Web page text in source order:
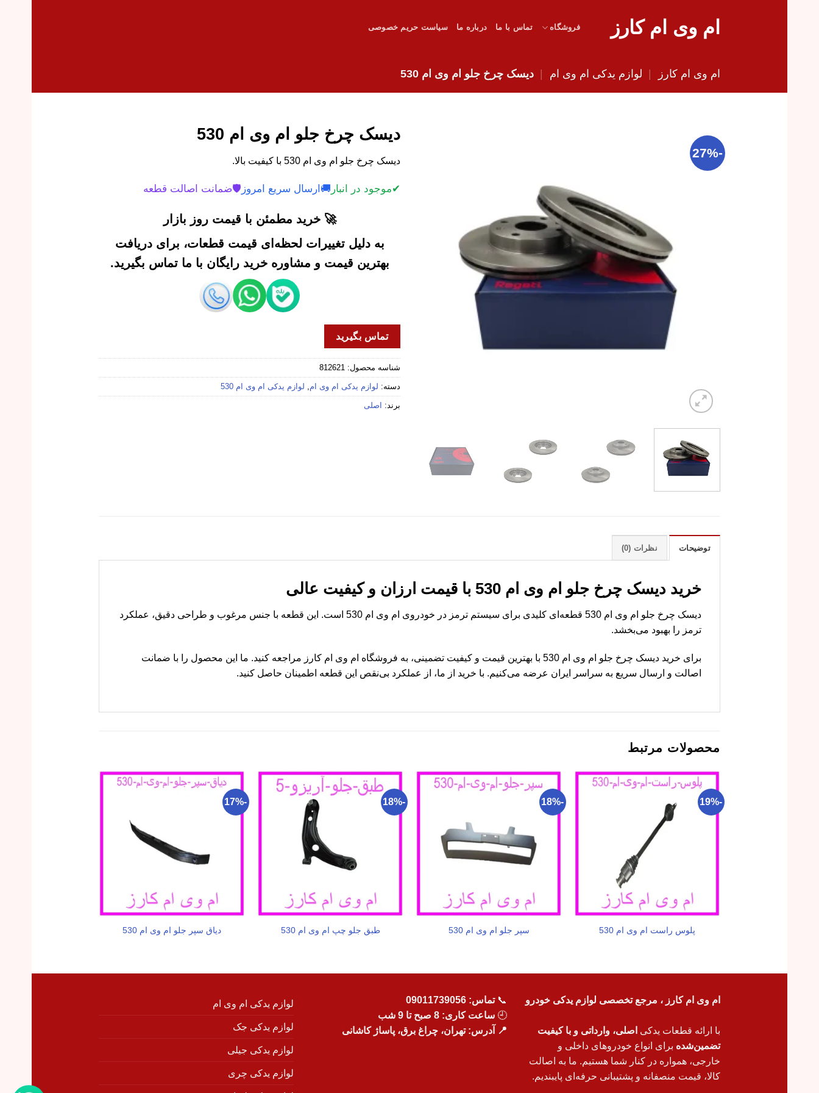
ام وی ام کارز فروشگاه تماس با ما درباره ما سیاست حریم خصوصی
ام وی ام کارز | لوازم یدکی ام وی ام | دیسک چرخ جلو ام وی ام 530
-27%
دیسک چرخ جلو ام وی ام 530
دیسک چرخ جلو ام وی ام 530 با کیفیت بالا.
✔موجود در انبار 🚚 ارسال سریع امروز 🛡️ضمانت اصالت قطعه
🚀 خرید مطمئن با قیمت روز بازار
به دلیل تغییرات لحظه‌ای قیمت قطعات، برای دریافت
بهترین قیمت و مشاوره خرید رایگان با ما تماس بگیرید.
تماس بگیرید
شناسه محصول: 812621
دسته: لوازم یدکی ام وی ام لوازم یدکی ام وی ام 530
برند: اصلی
توضیحات نظرات (0)
خرید دیسک چرخ جلو ام وی ام 530 با قیمت ارزان و کیفیت عالی
دیسک چرخ جلو ام وی ام 530 قطعه‌ای کلیدی برای سیستم ترمز در خودروی ام وی ام 530 است. این قطعه با جنس مرغوب و طراحی دقیق، عملکرد
ترمز را بهبود می‌بخشد.
برای خرید دیسک چرخ جلو ام وی ام 530 با بهترین قیمت و کیفیت تضمینی، به فروشگاه ام وی ام کارز مراجعه کنید. ما این محصول را با ضمانت
اصالت و ارسال سریع به سراسر ایران عرضه می‌کنیم. با خرید از ما، از عملکرد بی‌نقص این قطعه اطمینان حاصل کنید.
محصولات مرتبط
-19%
پلوس راست ام وی ام 530
-18%
سپر جلو ام وی ام 530
-18%
طبق جلو چپ ام وی ام 530
-17%
دیاق سپر جلو ام وی ام 530
ام وی ام کارز ، مرجع تخصصی لوازم یدکی خودرو
با ارائه قطعات یدکی اصلی، وارداتی و با کیفیت
تضمین‌شده برای انواع خودروهای داخلی و
خارجی، همواره در کنار شما هستیم. ما به اصالت
کالا، قیمت منصفانه و پشتیبانی حرفه‌ای پایبندیم.
📞تماس: 09011739056
🕘 ساعت کاری: 8 صبح تا 9 شب
📍 آدرس: تهران، چراغ برق، پاساژ کاشانی
لوازم یدکی ام وی ام
لوازم یدکی جک
لوازم یدکی جیلی
لوازم یدکی چری